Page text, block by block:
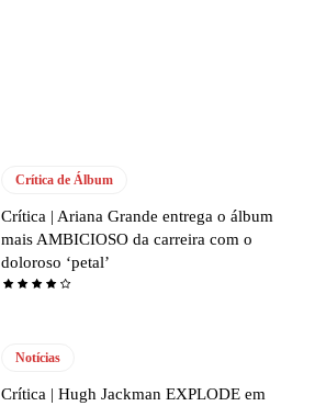
Crítica de Álbum
Crítica | Ariana Grande entrega o álbum
mais AMBICIOSO da carreira com o
doloroso ‘petal’
Notícias
Crítica | Hugh Jackman EXPLODE em